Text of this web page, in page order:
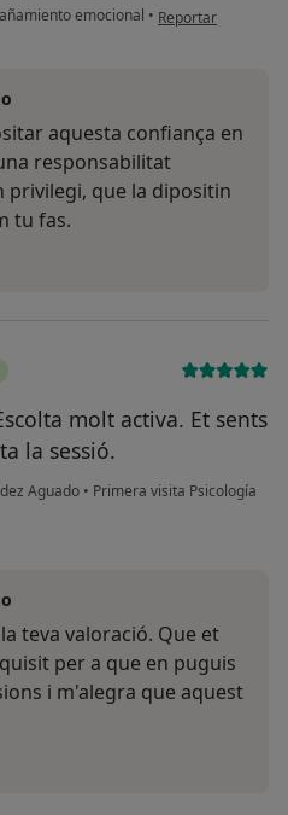
emocional • en opinión del
Reportar
aquesta confiança en
responsabilitat
privilegi, que la dipositin
tu fas.
molt activa. Et sents
la sessió.
Aguado • Primera visita Psicología
teva valoració. Que et
per a que en puguis
i m'alegra que aquest